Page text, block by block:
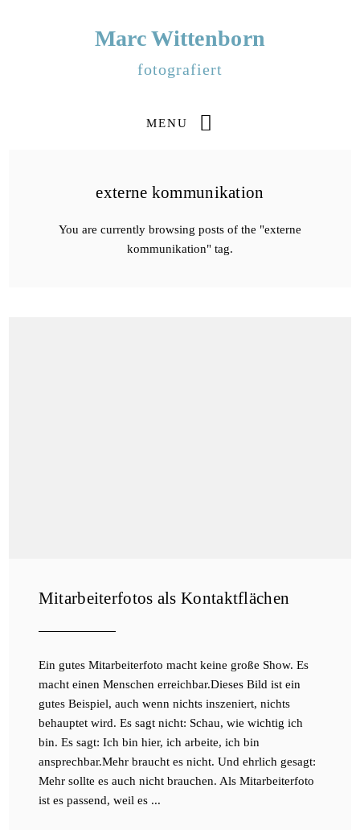
Marc Wittenborn
fotografiert
MENU
externe kommunikation
You are currently browsing posts of the "externe
kommunikation" tag.
Mitarbeiterfotos als Kontaktflächen
Ein gutes Mitarbeiterfoto macht keine große Show. Es
macht einen Menschen erreichbar.Dieses Bild ist ein
gutes Beispiel, auch wenn nichts inszeniert, nichts
behauptet wird. Es sagt nicht: Schau, wie wichtig ich
bin. Es sagt: Ich bin hier, ich arbeite, ich bin
ansprechbar.Mehr braucht es nicht. Und ehrlich gesagt:
Mehr sollte es auch nicht brauchen. Als Mitarbeiterfoto
ist es passend, weil es ...